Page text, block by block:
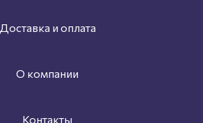
Доставка и оплата
О компании
Контакты